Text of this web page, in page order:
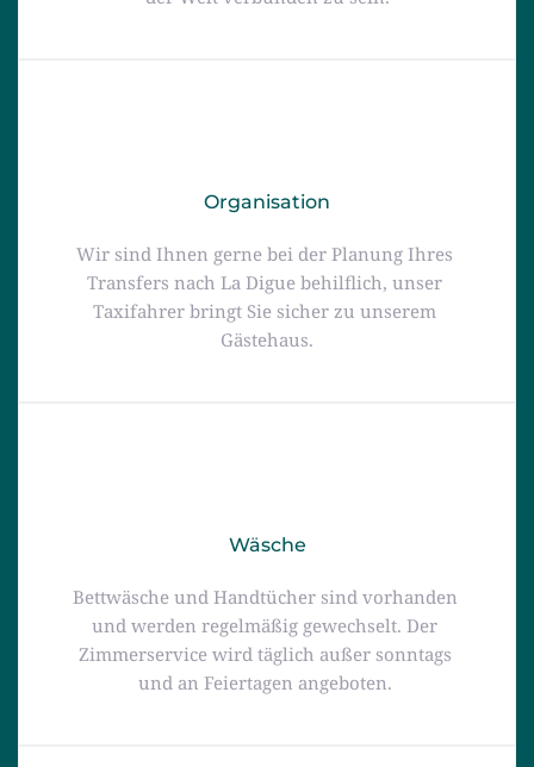
Organisation
Wir sind Ihnen gerne bei der Planung Ihres
Transfers nach La Digue behilflich, unser
Taxifahrer bringt Sie sicher zu unserem
Gästehaus.
Wäsche
Bettwäsche und Handtücher sind vorhanden
und werden regelmäßig gewechselt. Der
Zimmerservice wird täglich außer sonntags
und an Feiertagen angeboten.